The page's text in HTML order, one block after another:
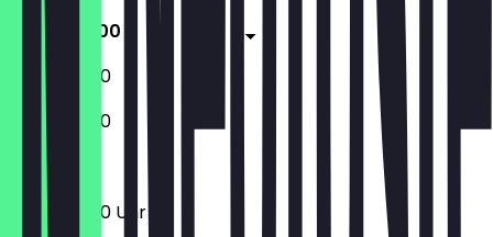
10:00 - 18:00
10:00 - 18:00
10:00 - 18:00
10:00 - 18:00 Uhr